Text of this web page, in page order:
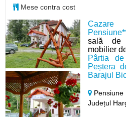
sală de
mobilier
Pârtia
Peștera
Barajul
Județul
Mese contra cost